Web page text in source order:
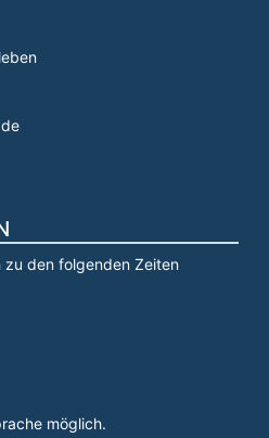
zu den folgenden Zeiten
möglich.